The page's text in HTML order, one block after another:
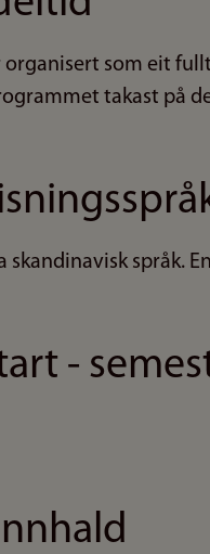
organisert som eit
takast på
skandinavisk språk.
-